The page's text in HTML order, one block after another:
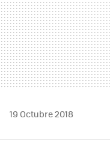
19 Octubre 2018